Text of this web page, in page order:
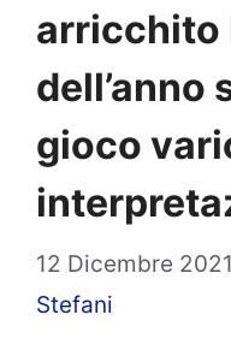
arricchito
dell’anno
gioco
12 Dicembre
Stefani